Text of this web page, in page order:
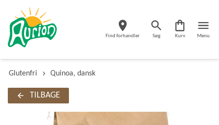
Find forhandler Søg Kurv Menu
Glutenfri Quinoa, dansk
TILBAGE